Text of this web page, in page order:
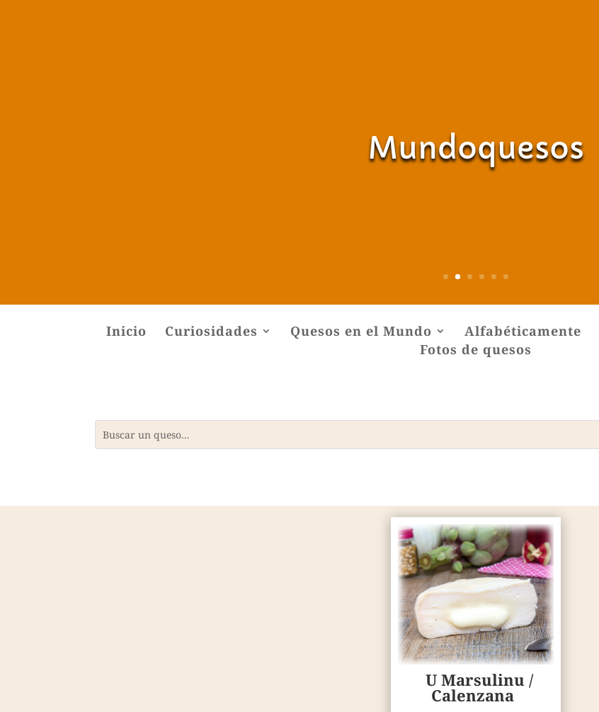
Mundoquesos
Inicio Curiosidades Quesos en el Mundo Alfabéticamente
Fotos de quesos
U Marsulinu /
Calenzana